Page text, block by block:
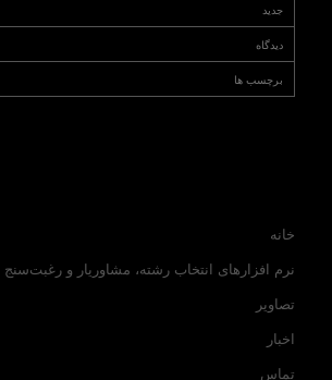
جدید
دیدگاه
برچسب ها
خانه
نرم افزارهای انتخاب رشته، مشاوریار و رغبت‌سنج
تصاویر
اخبار
تماس